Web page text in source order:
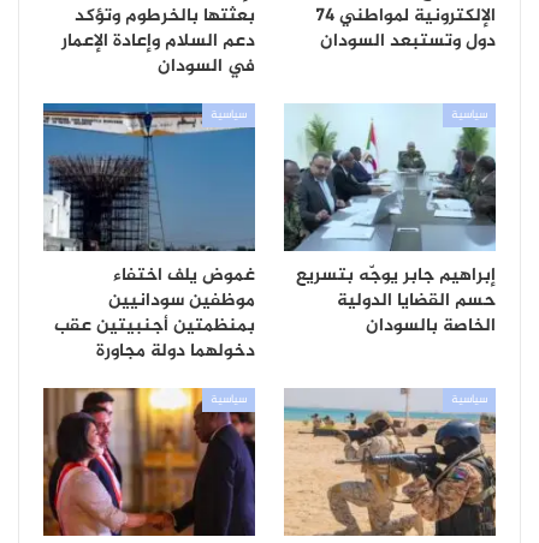
الإلكترونية لمواطني 74
دول وتستبعد السودان
بعثتها بالخرطوم وتؤكد
دعم السلام وإعادة الإعمار
في السودان
سياسية
إبراهيم جابر يوجّه بتسريع
حسم القضايا الدولية
الخاصة بالسودان
سياسية
غموض يلف اختفاء
موظفين سودانيين
بمنظمتين أجنبيتين عقب
دخولهما دولة مجاورة
سياسية سياسية